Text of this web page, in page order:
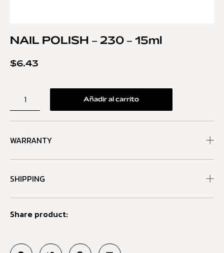
NAIL POLISH – 230 – 15ml
$6.43
Añadir al carrito
WARRANTY
SHIPPING
Share product: